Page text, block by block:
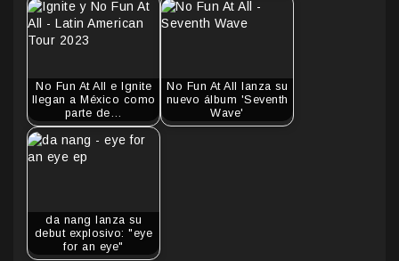
No Fun At All e Ignite
llegan a México como
parte de…
No Fun At All lanza su
nuevo álbum 'Seventh
Wave'
da nang lanza su
debut explosivo: "eye
for an eye"